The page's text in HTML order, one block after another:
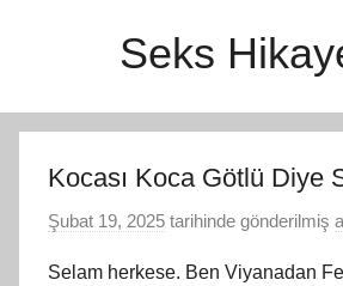
Seks
Kocası Koca Götlü Diye
Şubat 19, 2025 tarihinde gönderilmiş
Selam herkese. Ben Viyanadan